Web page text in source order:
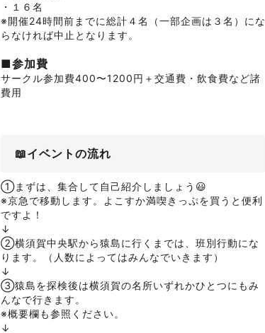
・１６名
※開催24時間前までに総計４名（一部企画は３名）にな
らなければ中止となります。
■参加費
サークル参加費400〜1200円＋交通費・飲食費など諸
費用
📖イベントの流れ
①まずは、集合して自己紹介しましょう😃
※京急で移動します。よこすか満喫きっぷを買うと便利
ですよ！
↓
②横須賀中央駅から猿島に行くまでは、班別行動にな
ります。（人数によってはみんなでいきます）
↓
③猿島を探検後は横須賀の名所いずれかひとつにもみ
んなで行きます。
※概要欄も参照ください。
↓